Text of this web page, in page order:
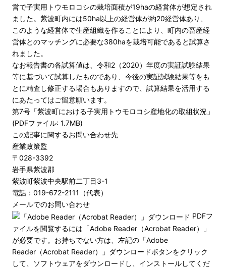
営で子実用トウモロコシの栽培面積が19haの経営体が想定され
ました。紫波町内には50ha以上の経営体が約20経営体あり、
このような経営体で生産組織を作ることにより、町内の畜産経
営体とのマッチングに必要な380haを栽培可能であると試算さ
れました。
なお報告書の各試算値は、令和2（2020）年度の実証試験結果
等に基づいて試算したものであり、今後の実証試験結果等をも
とに精査し修正する場合もありますので、試算結果を活用する
にあたってはご留意願います。
第7号「紫波町における子実用トウモロコシ産地化の取組状況」
(PDFファイル: 1.7MB)
この記事に関するお問い合わせ先
産業政策監
〒028-3392
岩手県紫波郡
紫波町紫波中央駅前二丁目3-1
電話：019-672-2111（代表）
メールでのお問い合わせ
PDFフ
ァイルを閲覧するには「Adobe Reader（Acrobat Reader）」
が必要です。お持ちでない方は、左記の「Adobe
Reader（Acrobat Reader）」ダウンロードボタンをクリック
して、ソフトウェアをダウンロードし、インストールしてくだ